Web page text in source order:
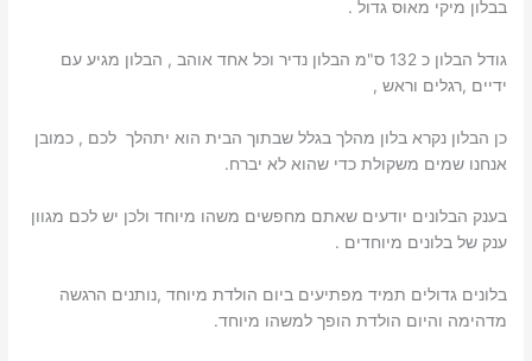
בבלון מיקי מאוס גדול .
גודל הבלון כ 132 ס"מ הבלון נדיר וכל אחד אוהב , הבלון מגיע עם
ידיים ,רגלים וראש ,
כן הבלון נקרא בלון מהלך בגלל שבתוך הבית הוא יתהלך לכם , כמובן
אנחנו שמים משקולת כדי שהוא לא יברח.
בענק הבלונים יודעים שאתם מחפשים משהו מיוחד ולכן יש לכם מגוון
ענק של בלונים מיוחדים .
בלונים גדולים תמיד מפתיעים ביום הולדת מיוחד ,נותנים הרגשה
מדהימה והיום הולדת הופך למשהו מיוחד.